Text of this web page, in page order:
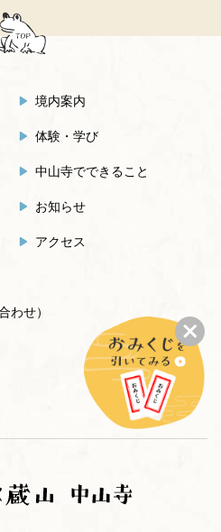
境内案内
体験・学び
中山寺でできること
お知らせ
アクセス
わせ）